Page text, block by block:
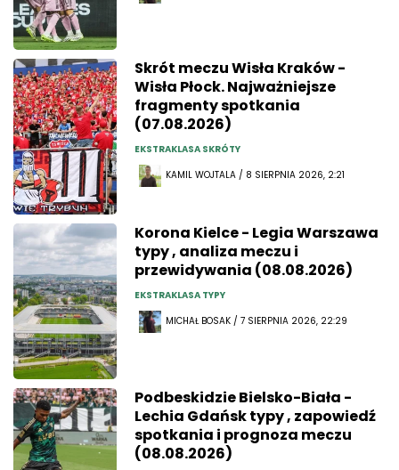
Skrót meczu Wisła Kraków -
Wisła Płock. Najważniejsze
fragmenty spotkania
(07.08.2026)
EKSTRAKLASA SKRÓTY
KAMIL WOJTALA / 8 SIERPNIA 2026, 2:21
Korona Kielce - Legia Warszawa
typy , analiza meczu i
przewidywania (08.08.2026)
EKSTRAKLASA TYPY
MICHAŁ BOSAK / 7 SIERPNIA 2026, 22:29
Podbeskidzie Bielsko-Biała -
Lechia Gdańsk typy , zapowiedź
spotkania i prognoza meczu
(08.08.2026)